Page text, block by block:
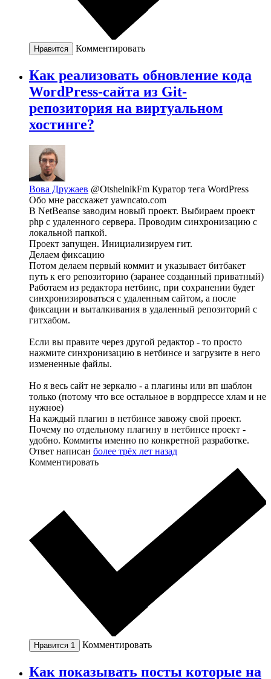
Нравится Комментировать
Как реализовать обновление кода
WordPress-сайта из Git-
репозитория на виртуальном
хостинге?
Вова Дружаев @OtshelnikFm Куратор тега WordPress
Обо мне расскажет yawncato.com
В NetBeanse заводим новый проект. Выбираем проект
php с удаленного сервера. Проводим синхронизацию с
локальной папкой.
Проект запущен. Инициализируем гит.
Делаем фиксацию
Потом делаем первый коммит и указывает битбакет
путь к его репозиторию (заранее созданный приватный)
Работаем из редактора нетбинс, при сохранении будет
синхронизироваться с удаленным сайтом, а после
фиксации и выталкивания в удаленный репозиторий с
гитхабом.
Если вы правите через другой редактор - то просто
нажмите синхронизацию в нетбинсе и загрузите в него
измененные файлы.
Но я весь сайт не зеркалю - а плагины или вп шаблон
только (потому что все остальное в вордпрессе хлам и не
нужное)
На каждый плагин в нетбинсе завожу свой проект.
Почему по отдельному плагину в нетбинсе проект -
удобно. Коммиты именно по конкретной разработке.
Ответ написан более трёх лет назад
Комментировать
Нравится 1 Комментировать
Как показывать посты которые на